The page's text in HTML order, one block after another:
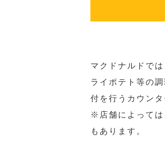
マクドナルドで
ライポテト等の
付を行うカウン
※店舗によっては
もあります。